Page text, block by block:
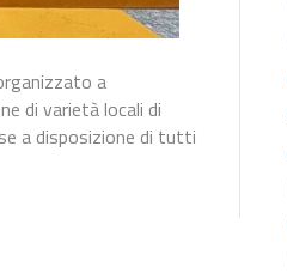
a
di varietà locali di
a disposizione di tutti